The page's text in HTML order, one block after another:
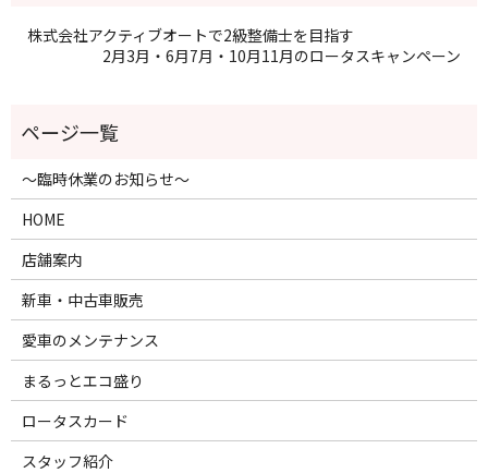
株式会社アクティブオートで2級整備士を目指す
2月3月・6月7月・10月11月のロータスキャンペーン
～臨時休業のお知らせ～
HOME
店舗案内
新車・中古車販売
愛車のメンテナンス
まるっとエコ盛り
ロータスカード
スタッフ紹介